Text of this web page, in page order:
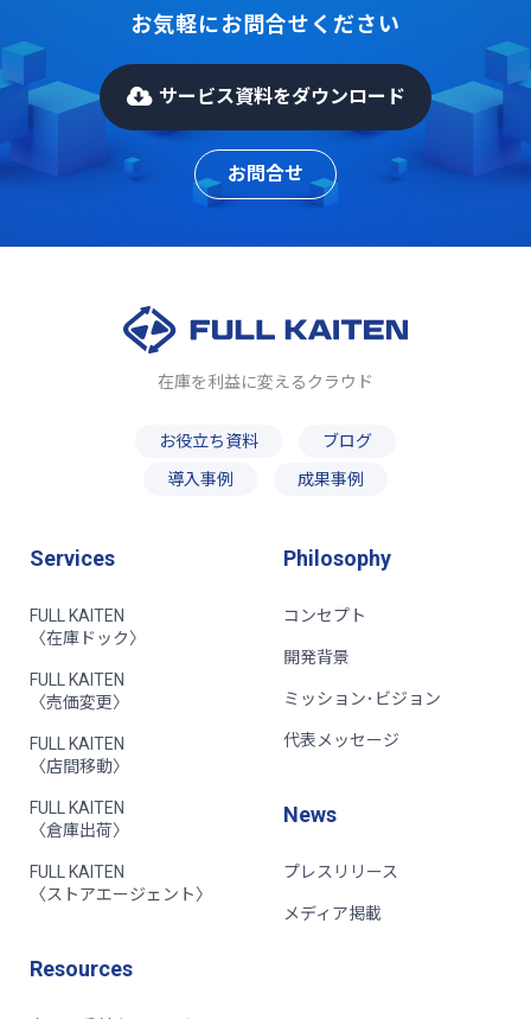
お気軽にお問合せください
サービス資料をダウンロード
お問合せ
在庫を利益に変えるクラウド
お役立ち資料
ブログ
導入事例
成果事例
Services
FULL KAITEN
〈在庫ドック〉
FULL KAITEN
〈売価変更〉
FULL KAITEN
〈店間移動〉
FULL KAITEN
〈倉庫出荷〉
FULL KAITEN
〈ストアエージェント〉
Philosophy
コンセプト
開発背景
ミッション･ビジョン
代表メッセージ
News
プレスリリース
メディア掲載
Resources